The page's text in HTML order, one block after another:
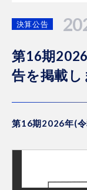
決算公告
第16期
告を掲載し
第16期2026年(